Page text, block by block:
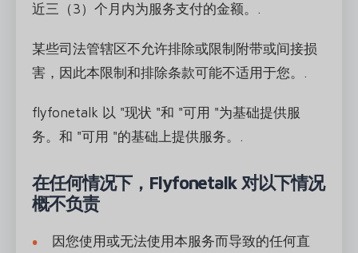
近三（3）个月内为服务支付的金额。.
某些司法管辖区不允许排除或限制附带或间接损
害，因此本限制和排除条款可能不适用于您。.
flyfonetalk 以 "现状 "和 "可用 "为基础提供服
务。和 "可用 "的基础上提供服务。.
在任何情况下，Flyfonetalk 对以下情况
概不负责
因您使用或无法使用本服务而导致的任何直